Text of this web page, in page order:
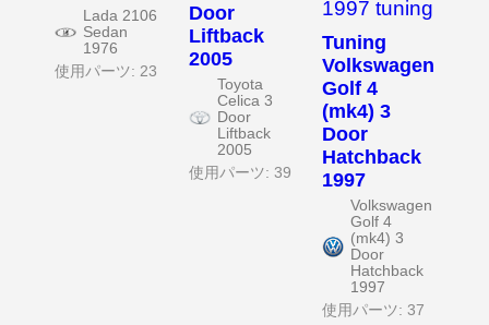
Lada 2106
Sedan
1976
使用パーツ: 23
Door
Liftback
2005
Toyota
Celica 3
Door
Liftback
2005
使用パーツ: 39
Tuning
Volkswagen
Golf 4
(mk4) 3
Door
Hatchback
1997
Volkswagen
Golf 4
(mk4) 3
Door
Hatchback
1997
使用パーツ: 37